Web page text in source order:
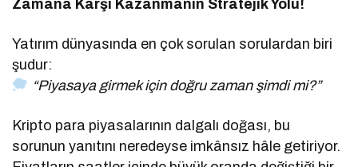
Zamana Karşı Kazanmanın Stratejik Yolu!
Yatırım dünyasında en çok sorulan sorulardan biri
şudur:
“Piyasaya girmek için doğru zaman şimdi mi?”
Kripto para piyasalarının dalgalı doğası, bu
sorunun yanıtını neredeyse imkânsız hâle getiriyor.